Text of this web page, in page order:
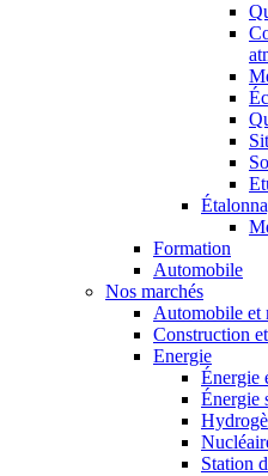
Formation
Automobile
Nos marchés
Automobile et
Construction
Energie
Énergie
Énergie
Station